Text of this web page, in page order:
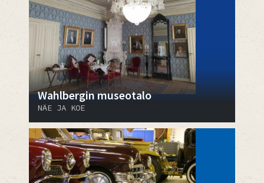
Wahlbergin museotalo
NÄE JA KOE